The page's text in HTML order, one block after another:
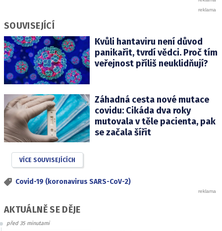
SOUVISEJÍCÍ
Kvůli hantaviru není důvod
panikařit, tvrdí vědci. Proč tím
veřejnost příliš neuklidňují?
Záhadná cesta nové mutace
covidu: Cikáda dva roky
mutovala v těle pacienta, pak
se začala šířit
VÍCE SOUVISEJÍCÍCH
Covid-19 (koronavirus SARS-CoV-2)
AKTUÁLNĚ SE DĚJE
před 35 minutami